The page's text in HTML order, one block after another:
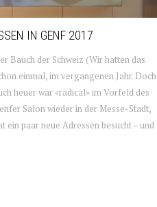
IN GENF 2017
Bauch der Schweiz (Wir hatten das
einmal, im vergangenen Jahr. Doch
heuer war «radical» im Vorfeld des
Salon wieder in der Messe-Stadt,
ein paar neue Adressen besucht – und